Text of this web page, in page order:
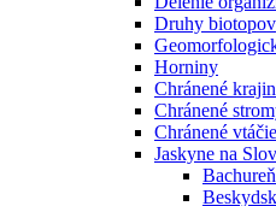
Druhy biotopov
Horniny
Chránené
Chránené
Chránené
Jaskyne na